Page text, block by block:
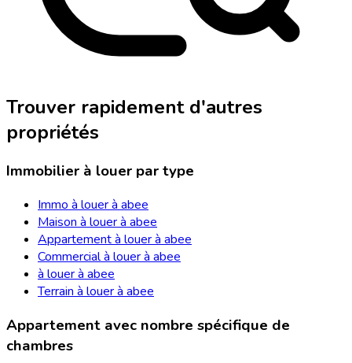
Trouver rapidement d'autres
propriétés
Immobilier à louer par type
Immo à louer à abee
Maison à louer à abee
Appartement à louer à abee
Commercial à louer à abee
à louer à abee
Terrain à louer à abee
Appartement avec nombre spécifique de
chambres